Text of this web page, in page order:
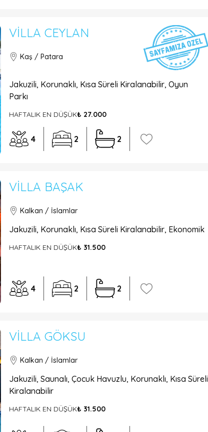
VILLA CEYLAN
Kaş / Patara
Jakuzili, Korunaklı, Kısa Süreli Kiralanabilir, Oyun
Parkı
HAFTALIK EN DÜŞÜK₺ 27.000
4 2 2
VILLA BAŞAK
Kalkan / İslamlar
Jakuzili, Korunaklı, Kısa Süreli Kiralanabilir, Ekonomik
HAFTALIK EN DÜŞÜK₺ 31.500
4 2 2
VILLA GÖKSU
Kalkan / İslamlar
Jakuzili, Saunalı, Çocuk Havuzlu, Korunaklı, Kısa Süreli
Kiralanabilir
HAFTALIK EN DÜŞÜK₺ 31.500